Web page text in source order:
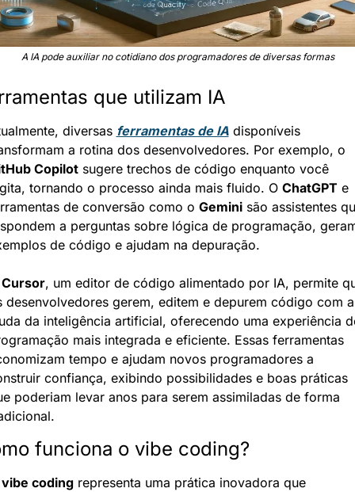
A IA pode auxiliar no cotidiano dos programadores de diversas formas
que utilizam IA
diversas ferramentas de IA disponíveis
Copilot sugere trechos de código enquanto você
tornando o processo ainda mais fluido. O ChatGPT e
de conversão como o Gemini são assistentes
a perguntas sobre lógica de programação,
de código e ajudam na depuração.
Cursor, um editor de código alimentado por IA, permite
desenvolvedores gerem, editem e depurem código com a
da inteligência artificial, oferecendo uma experiência
mais integrada e eficiente. Essas ferramentas
tempo e ajudam novos programadores a
confiança, exibindo possibilidades e boas práticas
poderiam levar anos para serem assimiladas de forma
funciona o vibe coding?
vibe coding representa uma prática inovadora que